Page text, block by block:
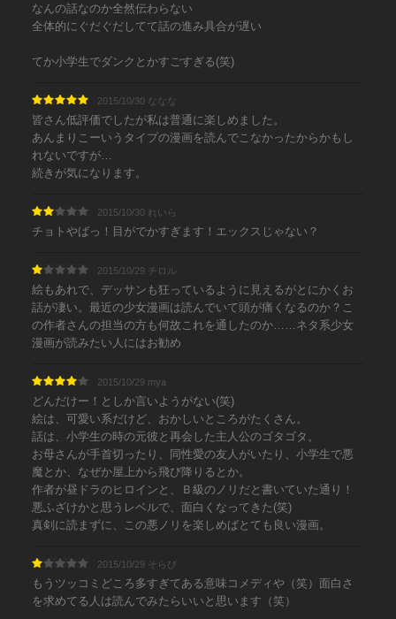
なんの話なのか全然伝わらない
全体的にぐだぐだしてて話の進み具合が遅い
てか小学生でダンクとかすごすぎる(笑)
2015/10/30 ななな
皆さん低評価でしたが私は普通に楽しめました。
あんまりこーいうタイプの漫画を読んでこなかったからかもし
れないですが…
続きが気になります。
2015/10/30 れいら
チョトやばっ！目がでかすぎます！エックスじゃない？
2015/10/29 チロル
絵もあれで、デッサンも狂っているように見えるがとにかくお
話が凄い。最近の少女漫画は読んでいて頭が痛くなるのか？こ
の作者さんの担当の方も何故これを通したのか……ネタ系少女
漫画が読みたい人にはお勧め
2015/10/29 mya
どんだけー！としか言いようがない(笑)
絵は、可愛い系だけど、おかしいところがたくさん。
話は、小学生の時の元彼と再会した主人公のゴタゴタ。
お母さんが手首切ったり、同性愛の友人がいたり、小学生で悪
魔とか、なぜか屋上から飛び降りるとか。
作者が昼ドラのヒロインと、Ｂ級のノリだと書いていた通り！
悪ふざけかと思うレベルで、面白くなってきた(笑)
真剣に読まずに、この悪ノリを楽しめばとても良い漫画。
2015/10/29 そらぴ
もうツッコミどころ多すぎてある意味コメディや（笑）面白さ
を求めてる人は読んでみたらいいと思います（笑）